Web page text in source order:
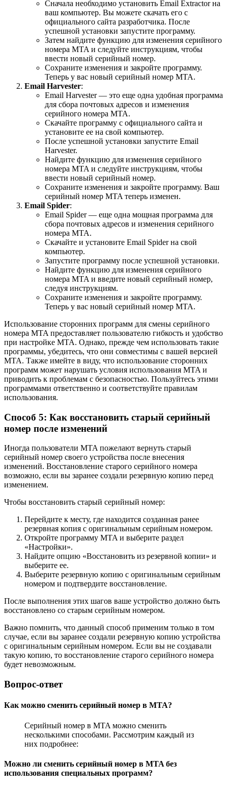
Сначала необходимо установить Email Extractor на
ваш компьютер. Вы можете скачать его с
официального сайта разработчика. После
успешной установки запустите программу.
Затем найдите функцию для изменения серийного
номера MTA и следуйте инструкциям, чтобы
ввести новый серийный номер.
Сохраните изменения и закройте программу.
Теперь у вас новый серийный номер MTA.
Email Harvester:
Email Harvester — это еще одна удобная программа
для сбора почтовых адресов и изменения
серийного номера MTA.
Скачайте программу с официального сайта и
установите ее на свой компьютер.
После успешной установки запустите Email
Harvester.
Найдите функцию для изменения серийного
номера MTA и следуйте инструкциям, чтобы
ввести новый серийный номер.
Сохраните изменения и закройте программу. Ваш
серийный номер MTA теперь изменен.
Email Spider:
Email Spider — еще одна мощная программа для
сбора почтовых адресов и изменения серийного
номера MTA.
Скачайте и установите Email Spider на свой
компьютер.
Запустите программу после успешной установки.
Найдите функцию для изменения серийного
номера MTA и введите новый серийный номер,
следуя инструкциям.
Сохраните изменения и закройте программу.
Теперь у вас новый серийный номер MTA.
Использование сторонних программ для смены серийного
номера MTA предоставляет пользователю гибкость и удобство
при настройке MTA. Однако, прежде чем использовать такие
программы, убедитесь, что они совместимы с вашей версией
MTA. Также имейте в виду, что использование сторонних
программ может нарушать условия использования MTA и
приводить к проблемам с безопасностью. Пользуйтесь этими
программами ответственно и соответствуйте правилам
использования.
Способ 5: Как восстановить старый серийный
номер после изменений
Иногда пользователи MTA пожелают вернуть старый
серийный номер своего устройства после внесения
изменений. Восстановление старого серийного номера
возможно, если вы заранее создали резервную копию перед
изменением.
Чтобы восстановить старый серийный номер:
Перейдите к месту, где находится созданная ранее
резервная копия с оригинальным серийным номером.
Откройте программу MTA и выберите раздел
«Настройки».
Найдите опцию «Восстановить из резервной копии» и
выберите ее.
Выберите резервную копию с оригинальным серийным
номером и подтвердите восстановление.
После выполнения этих шагов ваше устройство должно быть
восстановлено со старым серийным номером.
Важно помнить, что данный способ применим только в том
случае, если вы заранее создали резервную копию устройства
с оригинальным серийным номером. Если вы не создавали
такую копию, то восстановление старого серийного номера
будет невозможным.
Вопрос-ответ
Как можно сменить серийный номер в MTA?
Серийный номер в MTA можно сменить
несколькими способами. Рассмотрим каждый из
них подробнее:
Можно ли сменить серийный номер в MTA без
использования специальных программ?